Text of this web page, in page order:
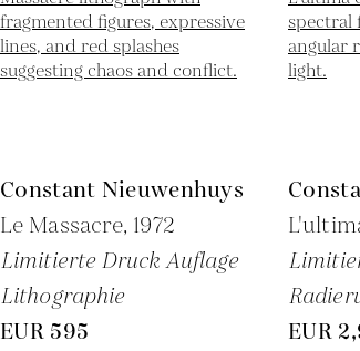
Constant Nieuwenhuys
Le Massacre, 1972
Limitierte Druck Auflage
Lithographie
EUR 595
EUR